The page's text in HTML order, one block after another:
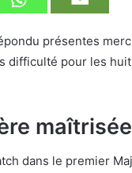
présentes
difficulté pour les
dans le premier